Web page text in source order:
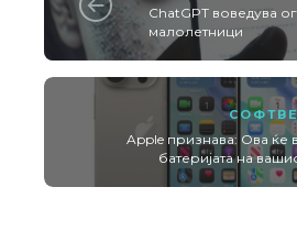
ChatGPT воведува
малолетници
Apple признава: Ова ќе
батеријата на